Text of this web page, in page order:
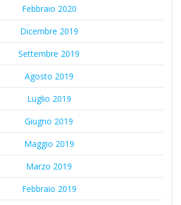
Febbraio 2020
Dicembre 2019
Settembre 2019
Agosto 2019
Luglio 2019
Giugno 2019
Maggio 2019
Marzo 2019
Febbraio 2019